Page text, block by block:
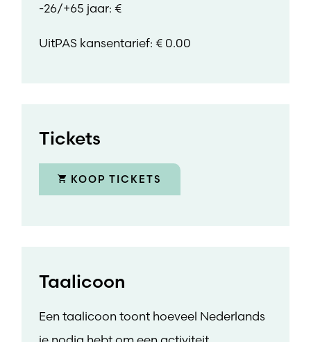
-26/+65 jaar: €
UitPAS kansentarief: € 0.00
Tickets
KOOP TICKETS
Taalicoon
Een taalicoon toont hoeveel Nederlands